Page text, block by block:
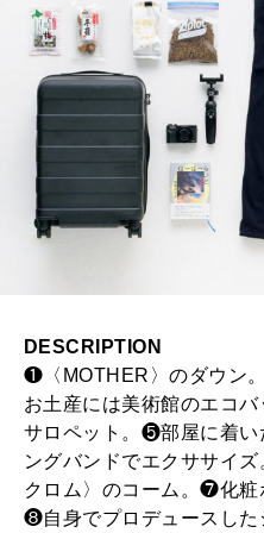
DESCRIPTION
❶〈MOTHER〉のダウン
お土産には美術館のエコ
サロペット。❺部屋に着い
ングバンドでエクササイ
クロム〉のコーム。❼化粧
❽自身でプロデュースした